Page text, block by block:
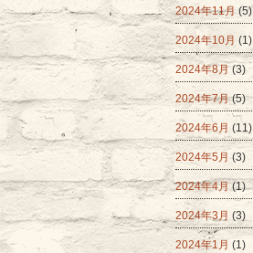
2024年11月 (5)
2024年10月 (1)
2024年8月 (3)
2024年7月(5)
2024年6月 (11)
2024年5月 (3)
2024年4月(1)
2024年3月 (3)
2024年1月 (1)